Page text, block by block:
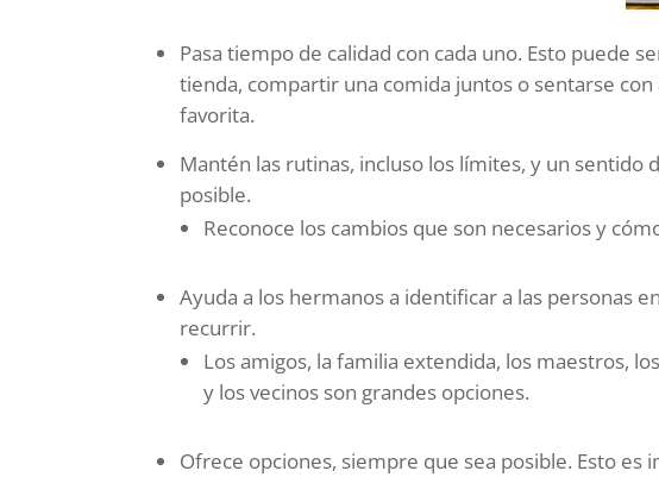
Pasa tiempo de calidad con cada uno. Esto puede
tienda, compartir una comida juntos o sentarse
favorita.
Mantén las rutinas, incluso los límites, y un sentido
posible.
Reconoce los cambios que son necesarios y
Ayuda a los hermanos a identificar a las personas
recurrir.
Los amigos, la familia extendida, los maestros,
y los vecinos son grandes opciones.
Ofrece opciones, siempre que sea posible. Esto